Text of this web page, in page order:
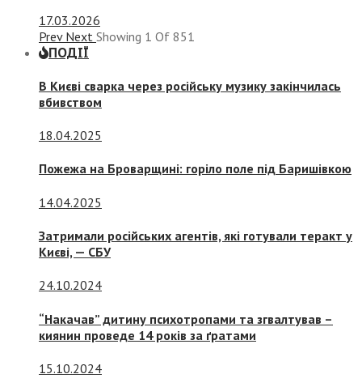
17.03.2026
Prev Next Showing 1 Of 851
ПОДІЇ
В Києві сварка через російську музику закінчилась
вбивством
18.04.2025
Пожежа на Броварщині: горіло поле під Баришівкою
14.04.2025
Затримали російських агентів, які готували теракт у
Києві, — СБУ
24.10.2024
“Накачав” дитину психотропами та згвалтував –
киянин проведе 14 років за ґратами
15.10.2024